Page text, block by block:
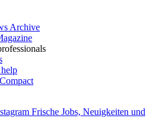
Archive
Frische Jobs, Neuigkeiten und